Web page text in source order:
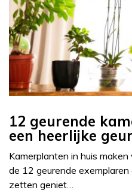
12 geurende
een heerlijke
Kamerplanten in huis
de 12 geurende
zetten geniet…